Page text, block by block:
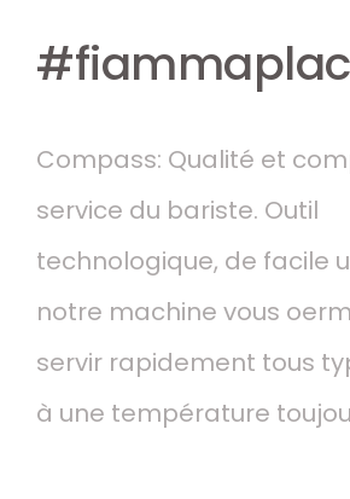
Compass: Qualité et
service du bariste. Outil
technologique, de facile
notre machine vous
servir rapidement tous
à une température